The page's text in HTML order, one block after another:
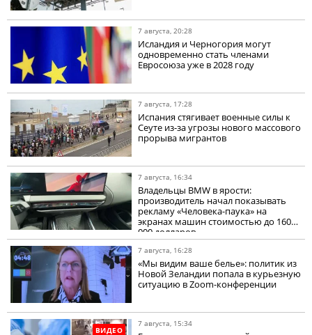
7 августа, 20:28
Исландия и Черногория могут
одновременно стать членами
Евросоюза уже в 2028 году
7 августа, 17:28
Испания стягивает военные силы к
Сеуте из-за угрозы нового массового
прорыва мигрантов
7 августа, 16:34
Владельцы BMW в ярости:
производитель начал показывать
рекламу «Человека-паука» на
экранах машин стоимостью до 160
000 долларов
7 августа, 16:28
«Мы видим ваше белье»: политик из
Новой Зеландии попала в курьезную
ситуацию в Zoom-конференции
ВИДЕО
7 августа, 15:34